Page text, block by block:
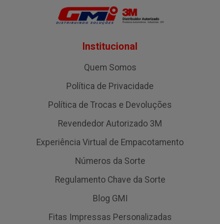
Institucional
Quem Somos
Política de Privacidade
Política de Trocas e Devoluções
Revendedor Autorizado 3M
Experiência Virtual de Empacotamento
Números da Sorte
Regulamento Chave da Sorte
Blog GMI
Fitas Impressas Personalizadas